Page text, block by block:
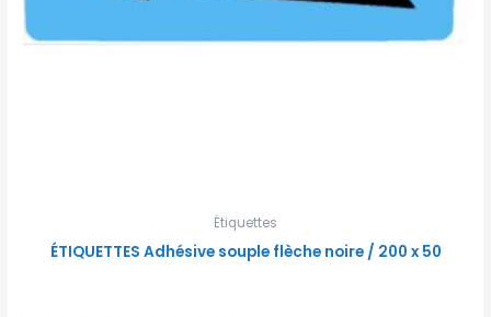
Étiquettes
ÉTIQUETTES Adhésive souple flèche noire / 200 x 50